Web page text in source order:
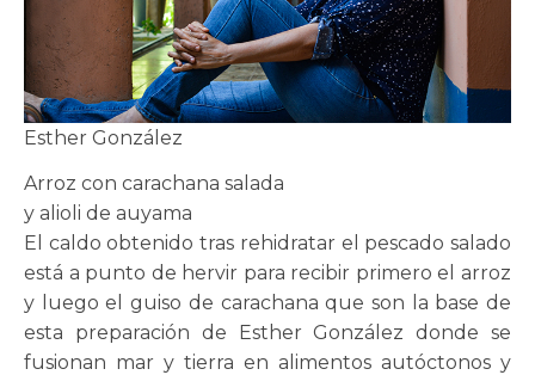
Esther González
Arroz con carachana salada
y alioli de auyama
El caldo obtenido tras rehidratar el pescado salado
está a punto de hervir para recibir primero el arroz
y luego el guiso de carachana que son la base de
esta preparación de Esther González donde se
fusionan mar y tierra en alimentos autóctonos y